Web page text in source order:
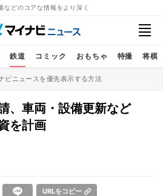
などのコアな情報をより深く
鉄道 コミック おもちゃ 特撮 将棋
ビニュースを優先表示する方法
、車両・設備更新など
を計画
URLをコピー